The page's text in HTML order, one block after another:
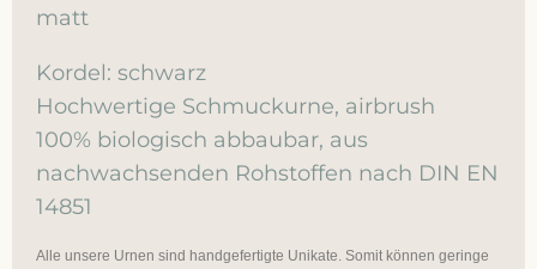
matt
Kordel: schwarz
Hochwertige Schmuckurne, airbrush
100% biologisch abbaubar, aus
nachwachsenden Rohstoffen nach DIN EN
14851
Alle unsere Urnen sind handgefertigte Unikate. Somit können geringe